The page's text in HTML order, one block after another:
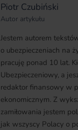
Piotr Czubiński
Autor artykułu
Jestem autorem
o ubezpieczeniach na
pracuję ponad 10 lat.
Ubezpieczeniowy, a
redaktor finansowy w
ekonomicznym. Z
zamiłowania jestem
jak wszyscy Polacy o